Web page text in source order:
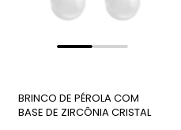
BRINCO DE PÉROLA COM
BASE DE ZIRCÔNIA CRISTAL